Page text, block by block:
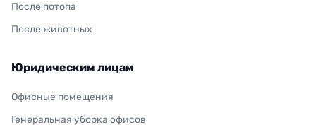
После потопа
После животных
Юридическим лицам
Офисные помещения
Генеральная уборка офисов